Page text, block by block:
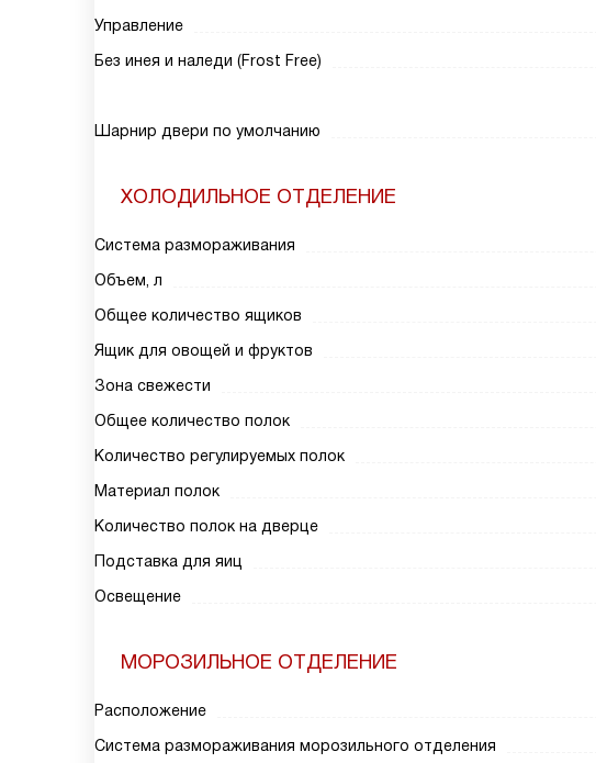
Управление
Без инея и наледи (Frost Free)
Шарнир двери по умолчанию
ХОЛОДИЛЬНОЕ ОТДЕЛЕНИЕ
Система размораживания
Объем, л
Общее количество ящиков
Ящик для овощей и фруктов
Зона свежести
Общее количество полок
Количество регулируемых полок
Материал полок
Количество полок на дверце
Подставка для яиц
Освещение
МОРОЗИЛЬНОЕ ОТДЕЛЕНИЕ
Расположение
Система размораживания морозильного отделения